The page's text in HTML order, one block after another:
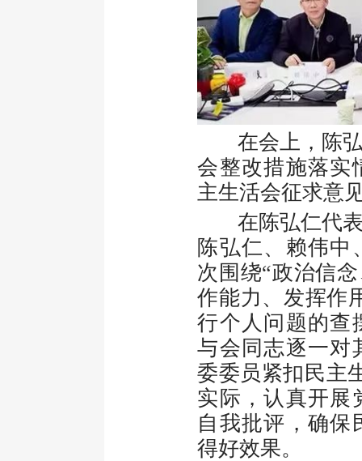
在会上，陈弘
会整改措施落实
主生活会征求意
在陈弘仁代表
陈弘仁、赖伟中
次围绕“政治信
作能力、发挥作
行个人问题的查
与会同志逐一对
委委员紧扣民主
实际，认真开展
自我批评，确保
得好效果。